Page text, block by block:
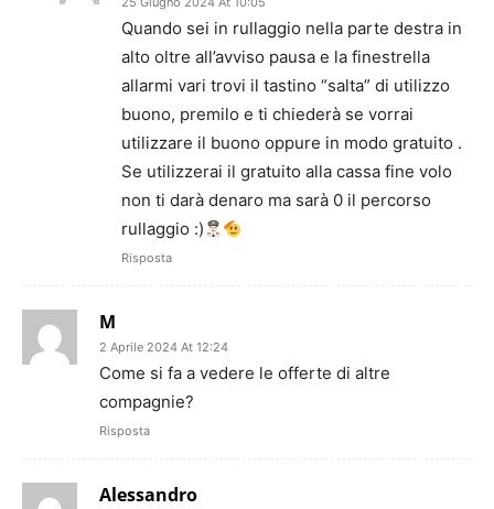
Quando sei in rullaggio nella parte destra in
alto oltre all’avviso pausa e la finestrella
allarmi vari trovi il tastino “salta” di utilizzo
buono, premilo e ti chiederà se vorrai
utilizzare il buono oppure in modo gratuito .
Se utilizzerai il gratuito alla cassa fine volo
non ti darà denaro ma sarà 0 il percorso
rullaggio :)
Risposta
M
2 Aprile 2024 At 12:24
Come si fa a vedere le offerte di altre
compagnie?
Risposta
Alessandro